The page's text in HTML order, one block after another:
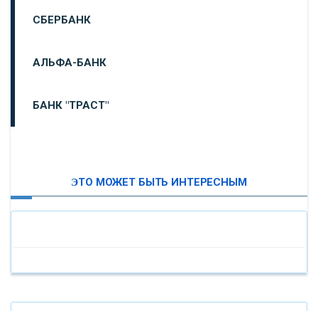
СБЕРБАНК
АЛЬФА-БАНК
БАНК "ТРАСТ"
«БАНК САНКТ-ПЕТЕРБУРГ»
ЭТО МОЖЕТ БЫТЬ ИНТЕРЕСНЫМ